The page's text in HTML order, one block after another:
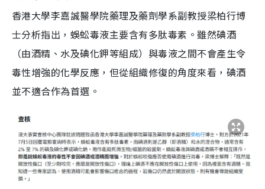
香港大學李嘉誠醫學院藥理及藥劑學系副教授梁柏行博
士分析指出，蜈蚣毒液主要含有多肽毒素。雖然碘酒
（由酒精、水及碘化鉀等組成）與毒液之間不會產生令
毒性增強的化學反應，但從組織修復的角度來看，碘酒
並不適合作為首選。